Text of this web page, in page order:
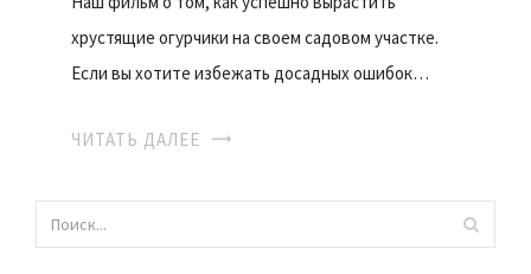
хрустящие огурчики на своем садовом участке.
Если вы хотите избежать досадных ошибок…
ЧИТАТЬ ДАЛЕЕ